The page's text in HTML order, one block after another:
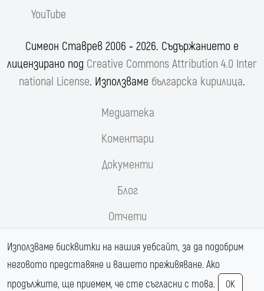
YouTube
Симеон Ставрев 2006 ‐ 2026. Съдържанието е
лицензирано под Creative Commons Attribution 4.0 Inter
national License. Използваме българска кирилица.
Медиатека
Коментари
Документи
Блог
Отчети
Реформи.орг
Магистрала Хемус
Използваме бисквитки на нашия уебсайт, за да подобрим
неговото представяне и вашето преживяване. Ако
продължите, ще приемем, че сте съгласни с това.
OK